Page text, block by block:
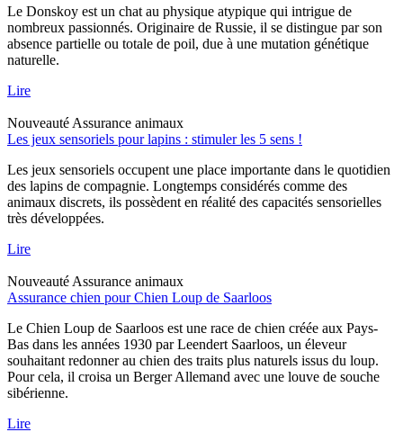
Le Donskoy est un chat au physique atypique qui intrigue de
nombreux passionnés. Originaire de Russie, il se distingue par son
absence partielle ou totale de poil, due à une mutation génétique
naturelle.
Lire
Nouveauté Assurance animaux
Les jeux sensoriels pour lapins : stimuler les 5 sens !
Les jeux sensoriels occupent une place importante dans le quotidien
des lapins de compagnie. Longtemps considérés comme des
animaux discrets, ils possèdent en réalité des capacités sensorielles
très développées.
Lire
Nouveauté Assurance animaux
Assurance chien pour Chien Loup de Saarloos
Le Chien Loup de Saarloos est une race de chien créée aux Pays-
Bas dans les années 1930 par Leendert Saarloos, un éleveur
souhaitant redonner au chien des traits plus naturels issus du loup.
Pour cela, il croisa un Berger Allemand avec une louve de souche
sibérienne.
Lire